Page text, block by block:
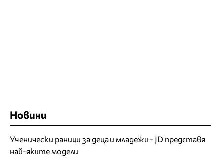
Новини
Ученически раници за деца и младежи - JD представя
най-яките модели